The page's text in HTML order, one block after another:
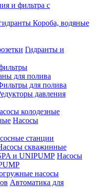
и фильтра с
Короба, водяные
Гидранты и
для полива
для полива
давления
колодезные
Насосы
станции
скважинные
Насосы
насосы
Автоматика для